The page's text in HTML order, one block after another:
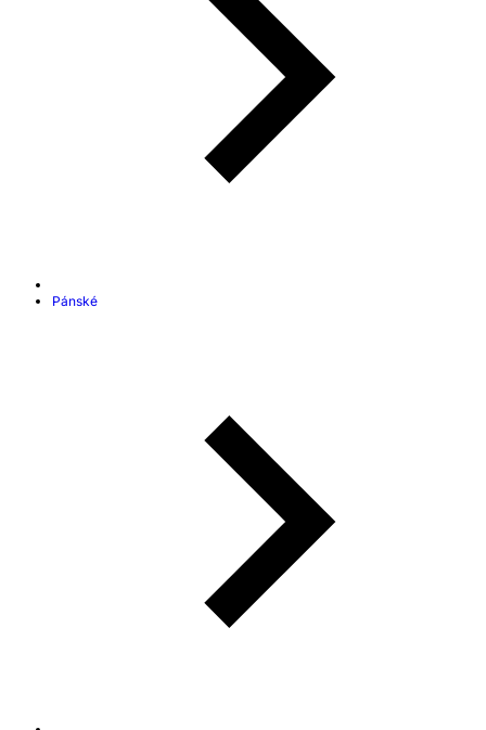
Pánské